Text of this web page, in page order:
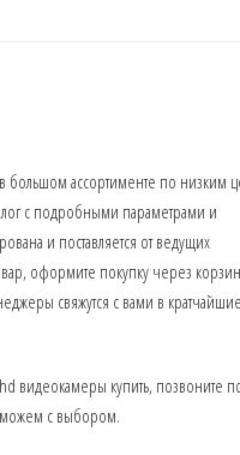
большом ассортименте по низким
с подробными параметрами и
и поставляется от ведущих
оформите покупку через
свяжутся с вами в
видеокамеры купить, позвоните
с выбором.